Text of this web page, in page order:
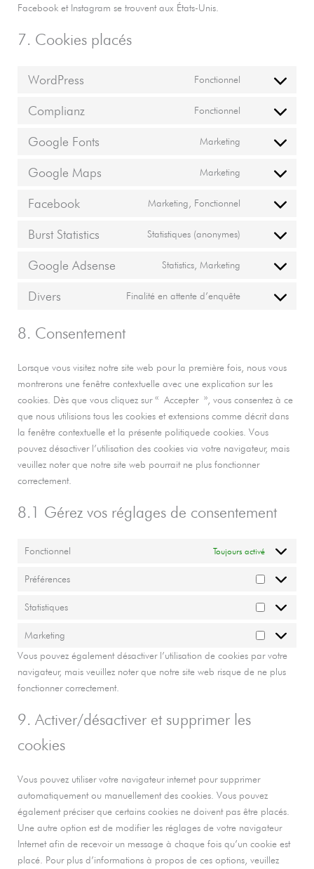
Facebook et Instagram se trouvent aux États-Unis.
7. Cookies placés
WordPress Fonctionnel
Consent
service
Complianz Fonctionnel
Consent
service
Google Fonts Marketing
Consent
service
Google Maps Marketing
Consent
service
maps
Facebook Marketing, Fonctionnel
Consent
service
Burst Statistics Statistiques (anonymes)
Consent
service
statistics
Google Adsense Statistics, Marketing
Consent
service
Divers Finalité en attente d’enquête
Consent
8. Consentement
Lorsque vous visitez notre site web pour la première fois, nous vous
montrerons une fenêtre contextuelle avec une explication sur les
cookies. Dès que vous cliquez sur « Accepter », vous consentez à ce
que nous utilisions tous les cookies et extensions comme décrit dans
la fenêtre contextuelle et la présente politiquede cookies. Vous
pouvez désactiver l’utilisation des cookies via votre navigateur, mais
veuillez noter que notre site web pourrait ne plus fonctionner
correctement.
8.1 Gérez vos réglages de consentement
Fonctionnel Toujours activé
Préférences
Préférences
Statistiques
Statistiques
Marketing
Marketing
Vous pouvez également désactiver l’utilisation de cookies par votre
navigateur, mais veuillez noter que notre site web risque de ne plus
fonctionner correctement.
9. Activer/désactiver et supprimer les
cookies
Vous pouvez utiliser votre navigateur internet pour supprimer
automatiquement ou manuellement des cookies. Vous pouvez
également préciser que certains cookies ne doivent pas être placés.
Une autre option est de modifier les réglages de votre navigateur
Internet afin de recevoir un message à chaque fois qu’un cookie est
placé. Pour plus d’informations à propos de ces options, veuillez